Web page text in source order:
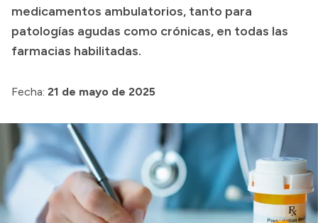
Consulta de expedientes
Consulta de pago a proveedores
Convocatorias
medicamentos ambulatorios, tanto para
patologías agudas como crónicas, en todas las
farmacias habilitadas.
Fecha: 21 de mayo de 2025